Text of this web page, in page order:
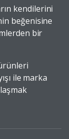
kendilerini
beğenisine
bir
ile marka